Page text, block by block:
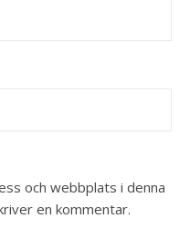
och webbplats i denna
en kommentar.